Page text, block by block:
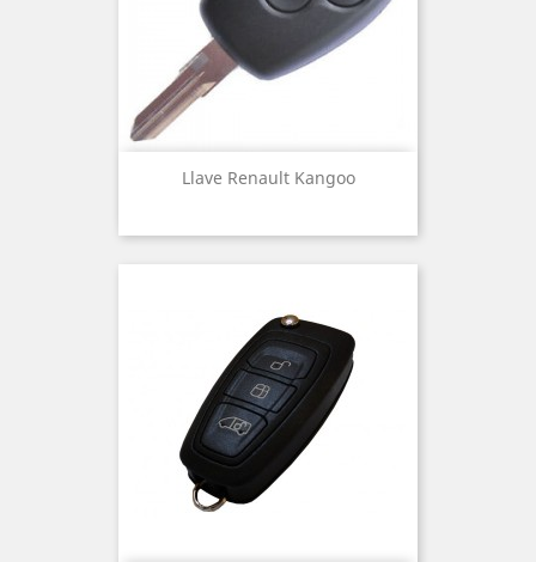
Llave Renault Kangoo